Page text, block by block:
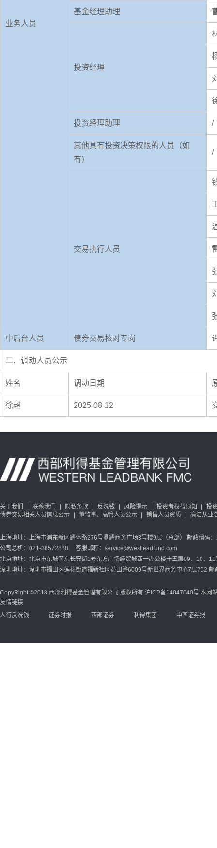
业务人员
基金经理助理
投资经理
投资经理助理 /
其他具有投资决策权限的人员（如
有）
/
交易执行人员
中后台人员 债券交易核对专岗
二、调动人员公示
姓名 调动日期
徐超 2025-08-12
关于我们 联系我们 隐私条款 反洗钱 风险提示 投资者权益须知
投
债券交易相关人员信息公示
董监事、高管人员公示 销售人员资质 廉洁从业
上海地址：上海市浦东新区耀体路276号晶耀商务广场3号楼9层（总部） 邮政编码
公司总机：021-38572888 客服邮箱：service@westleadfund.com
北京地址：北京市东城区东长安街1号东方广场经贸城西一办公楼十五层09、10、
深圳地址：深圳市福田区莲花街道福新社区益田路6009号新世界商务中心7层702
CopyRight ©2018 西部利得基金管理有限公司 版权所有 沪ICP备14047040号 本网
友情链接
人行反洗钱
证券时报 西部证券 利得集团 中国证券报